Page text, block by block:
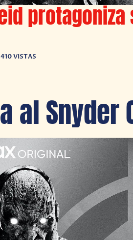
protagoniza
410 VISTAS
al Snyder